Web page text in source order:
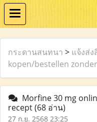
กระดานสนทนา > แจ้งส่
kopen/bestellen
Morfine 30 mg
recept(68 อ่าน)
27 ก.ย. 2568 23:25